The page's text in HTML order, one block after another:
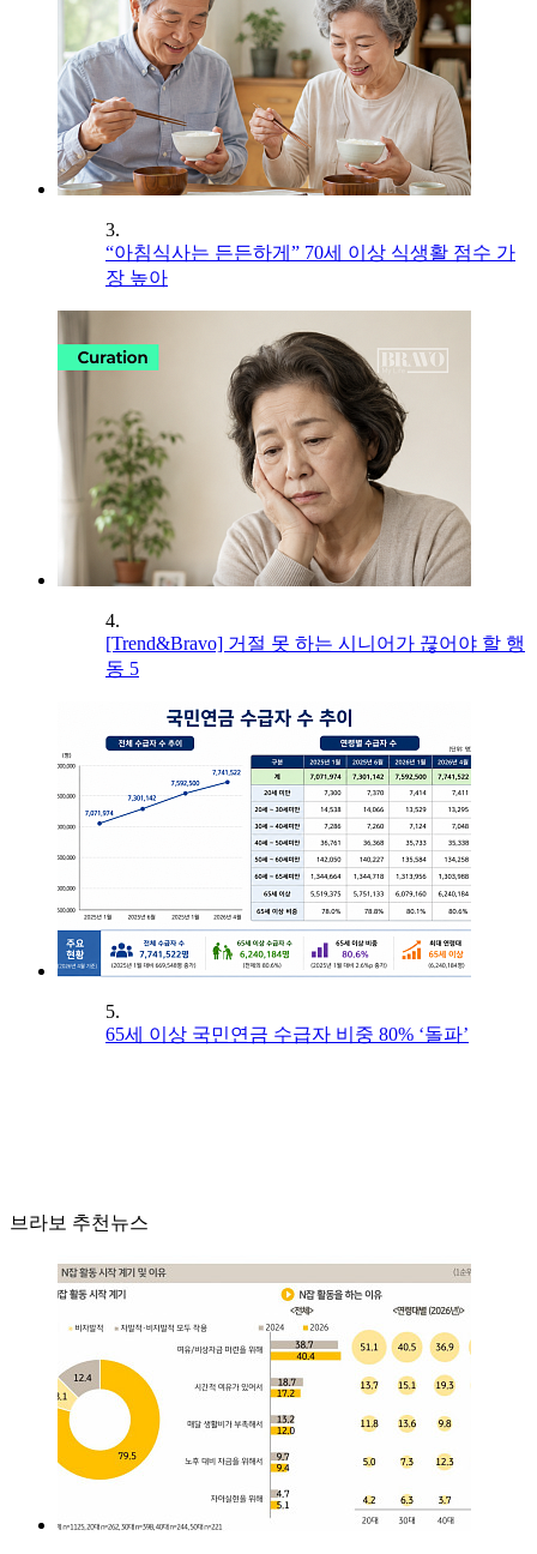
3.
“아침식사는 든든하게” 70세 이상 식생활 점수 가
장 높아
4.
[Trend&Bravo] 거절 못 하는 시니어가 끊어야 할 행
동 5
5.
65세 이상 국민연금 수급자 비중 80% ‘돌파’
브라보 추천뉴스